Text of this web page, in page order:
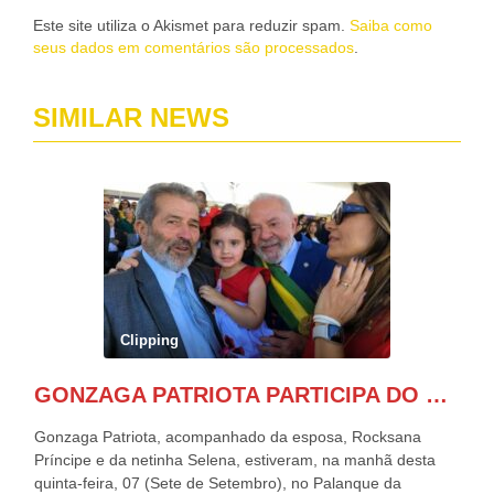
Este site utiliza o Akismet para reduzir spam. Saiba como
seus dados em comentários são processados
SIMILAR NEWS
Clipping
GONZAGA PATRIOTA PARTICIPA DO DESFILE DA INDEPENDÊNCIA NO PALANQUE DA PRESIDÊNCIA DA REPÚBLICA E É ABRAÇADO POR LULA E POR GERALDO ALCKMIN.
Gonzaga Patriota, acompanhado da esposa, Rocksana
Príncipe e da netinha Selena, estiveram, na manhã desta
quinta-feira, 07 (Sete de Setembro), no Palanque da